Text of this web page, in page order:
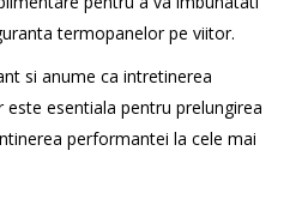
termopanelor pe viitor.
si anume ca intretinerea
esentiala pentru prelungirea
performantei la cele mai